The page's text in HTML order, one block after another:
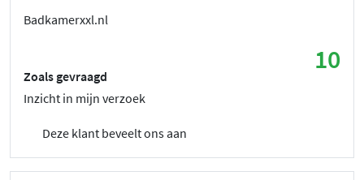
Badkamerxxl.nl
10
Zoals gevraagd
Inzicht in mijn verzoek
Deze klant beveelt ons aan